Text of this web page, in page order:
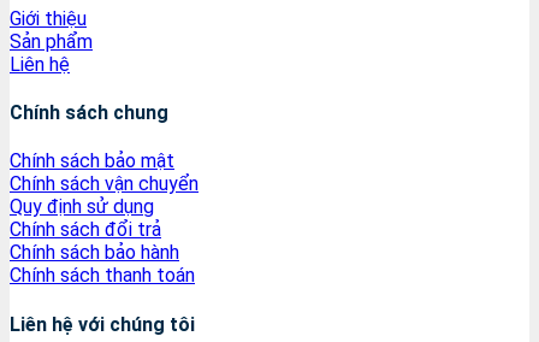
Giới thiệu
Sản phẩm
Liên hệ
Chính sách chung
Chính sách bảo mật
Chính sách vận chuyển
Quy định sử dụng
Chính sách đổi trả
Chính sách bảo hành
Chính sách thanh toán
Liên hệ với chúng tôi